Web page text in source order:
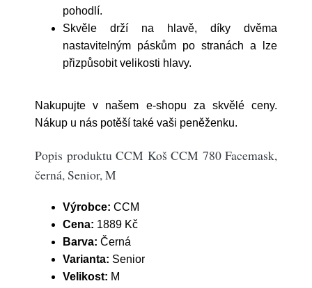
pohodlí.
Skvěle drží na hlavě, díky dvěma
nastavitelným páskům po stranách a lze
přizpůsobit velikosti hlavy.
Nakupujte v našem e-shopu za skvělé ceny.
Nákup u nás potěší také vaši peněženku.
Popis produktu CCM Koš CCM 780 Facemask,
černá, Senior, M
Výrobce: CCM
Cena: 1889 Kč
Barva: Černá
Varianta: Senior
Velikost: M